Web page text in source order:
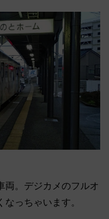
両。デジカメのフルオ
っちゃいます。